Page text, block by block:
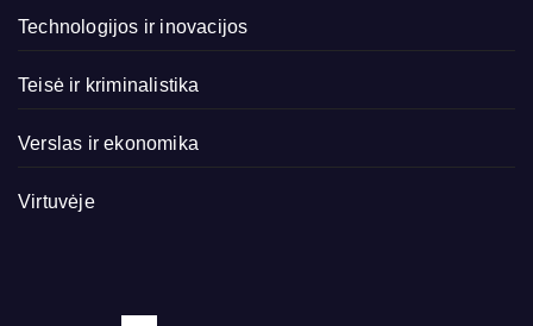
Technologijos ir inovacijos
Teisė ir kriminalistika
Verslas ir ekonomika
Virtuvėje